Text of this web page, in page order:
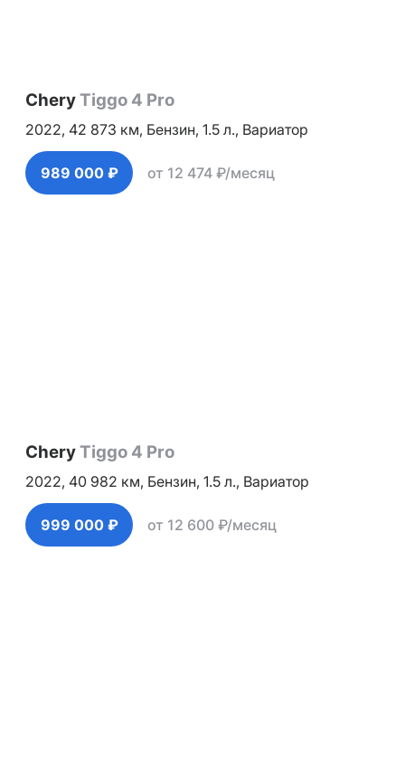
CheryTiggo 4 Pro
2022, 42 873 км, Бензин, 1.5 л., Вариатор
989 000 ₽ от 12 474 ₽/месяц
CheryTiggo 4 Pro
2022, 40 982 км, Бензин, 1.5 л., Вариатор
999 000 ₽ от 12 600 ₽/месяц